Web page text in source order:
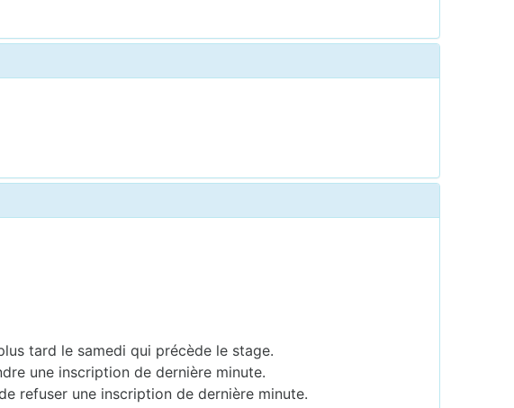
tard le samedi qui précède le stage.
une inscription de dernière minute.
refuser une inscription de dernière minute.